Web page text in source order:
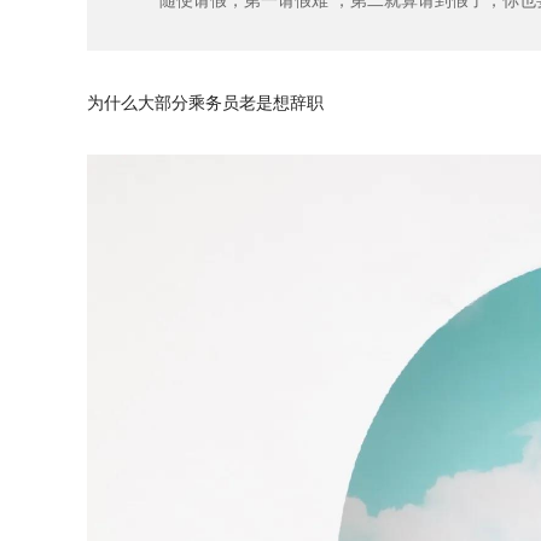
为什么大部分乘务员老是想辞职